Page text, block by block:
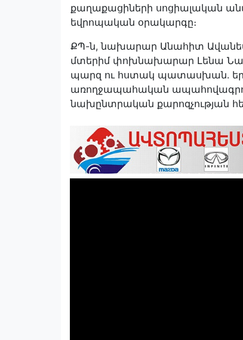
քաղաքացիների սոցիալական
եվրոպական օրակարգը։
ՔՊ-ն, նախարար Անահիտ
մտերիմ փոխնախարար Լենա
պարզ ու հստակ պատասխան.
առողջապահական
նախընտրական քարոզչության